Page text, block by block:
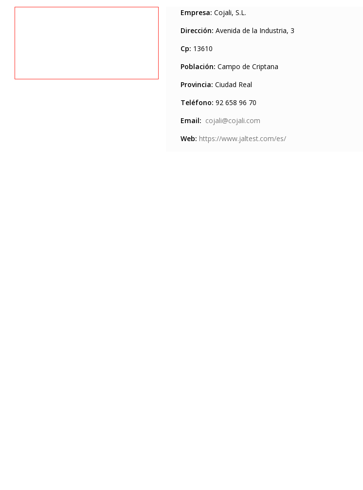
Empresa: Cojali, S.L.
Dirección: Avenida de la Industria, 3
Cp: 13610
Población: Campo de Criptana
Provincia: Ciudad Real
Teléfono: 92 658 96 70
Email: cojali@cojali.com
Web: https://www.jaltest.com/es/